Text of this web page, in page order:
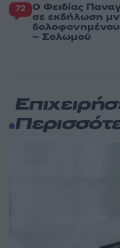
72 Ο Φειδίας
σε εκδήλωση
– Σολωμού